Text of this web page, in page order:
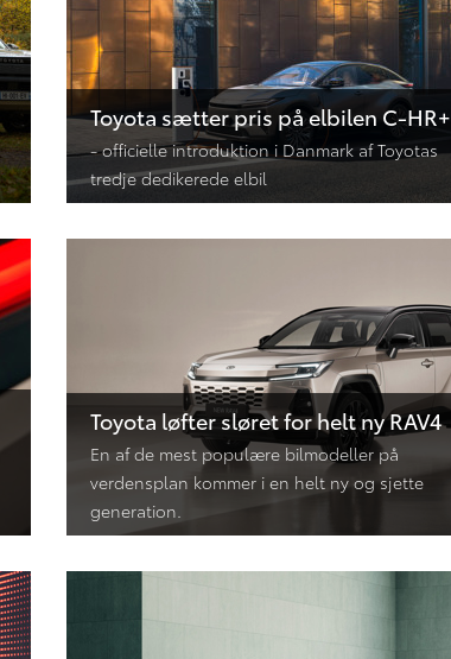
Toyota sætter pris på elbilen C-HR+
- officielle introduktion i Danmark af Toyotas
tredje dedikerede elbil
Toyota løfter sløret for helt ny RAV4
En af de mest populære bilmodeller på
verdensplan kommer i en helt ny og sjette
generation.